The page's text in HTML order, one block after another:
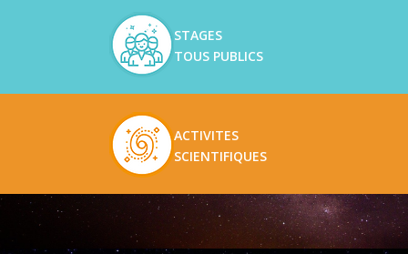
STAGES
TOUS PUBLICS
ACTIVITES
SCIENTIFIQUES